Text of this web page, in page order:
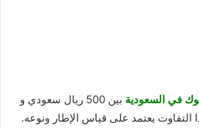
في السعودية
بين 500 ريال سعودي و
التفاوت يعتمد على قياس الإطار ونوعه.